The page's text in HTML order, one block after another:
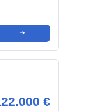
➜
€